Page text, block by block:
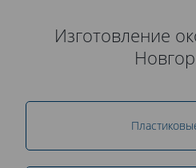
Изготовление